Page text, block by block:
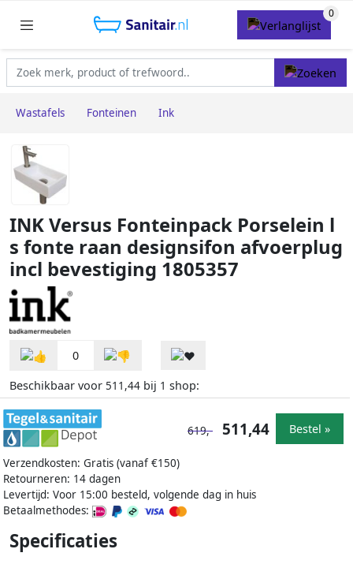
Wastafels Fonteinen Ink
INK Versus Fonteinpack Porselein l
s fonte raan designsifon afvoerplug
incl bevestiging 1805357
0
Beschikbaar voor 511,44 bij 1 shop:
Verzendkosten: Gratis (vanaf €150)
Retourneren: 14 dagen
Levertijd: Voor 15:00 besteld, volgende dag in huis
Betaalmethodes:
619,- 511,44 Bestel »
Specificaties